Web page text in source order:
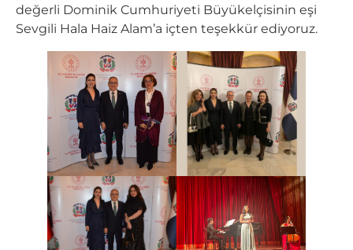
değerli Dominik Cumhuriyeti Büyükelçisinin eşi
Sevgili Hala Haiz Alam’a içten teşekkür ediyoruz.